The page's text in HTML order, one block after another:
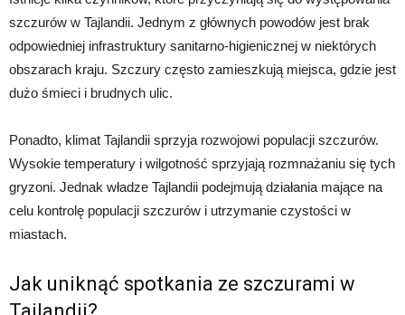
szczurów w Tajlandii. Jednym z głównych powodów jest brak
odpowiedniej infrastruktury sanitarno-higienicznej w niektórych
obszarach kraju. Szczury często zamieszkują miejsca, gdzie jest
dużo śmieci i brudnych ulic.
Ponadto, klimat Tajlandii sprzyja rozwojowi populacji szczurów.
Wysokie temperatury i wilgotność sprzyjają rozmnażaniu się tych
gryzoni. Jednak władze Tajlandii podejmują działania mające na
celu kontrolę populacji szczurów i utrzymanie czystości w
miastach.
Jak uniknąć spotkania ze szczurami w